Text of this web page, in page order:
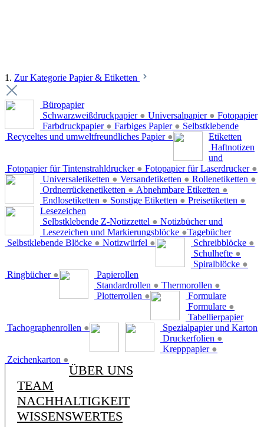
1. Zur Kategorie Papier & Etiketten
Büropapier
Schwarzweißdruckpapier ● Universalpapier ●
Farbdruckpapier ● Farbiges Papier ●
Recyceltes und umweltfreundliches Papier ●
Fotopapier
Fotopapier für Tintenstrahldrucker ● Fotopapier für Laserdrucker ●
Selbstklebende
Etiketten
Universaletiketten ● Versandetiketten ● Rollenetiketten ●
Ordnerrückenetiketten ● Abnehmbare Etiketten ●
Endlosetiketten ● Sonstige Etiketten ● Preisetiketten ●
Haftnotizen
und
Lesezeichen
Selbstklebende Z-Notizzettel ●
Lesezeichen und Markierungsblöcke ●
Selbstklebende Blöcke ● Notizwürfel ●
Notizbücher und
Tagebücher
Schreibblöcke ●
Schulhefte ●
Spiralblöcke ●
Ringbücher ●
Papierollen
Standardrollen ● Thermorollen ●
Plotterrollen ●
Formulare
Formulare ●
Tachographenrollen ●
Tabellierpapier
Spezialpapier und Karton
Druckerfolien ●
Krepppapier ●
Zeichenkarton ●
ÜBER UNS
TEAM
NACHHALTIGKEIT
WISSENSWERTES